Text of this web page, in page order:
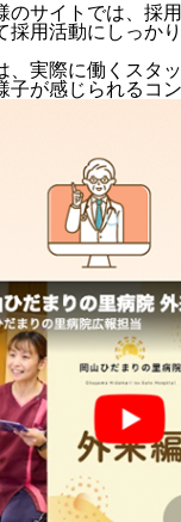
のサイトでは、採
採用活動にしっか
、実際に働くスタ
子が感じられるコ